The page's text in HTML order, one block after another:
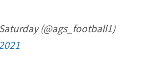
(@ags_football1)